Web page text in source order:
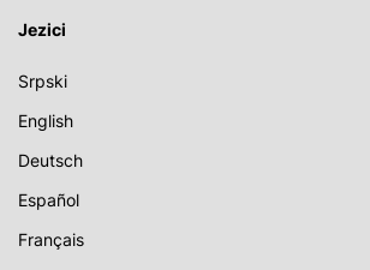
Jezici
Srpski
English
Deutsch
Español
Français